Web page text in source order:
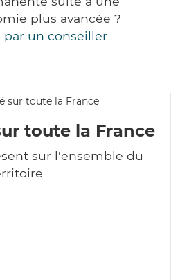
plus avancée ?
par un conseiller
toute la France
sur l'ensemble du